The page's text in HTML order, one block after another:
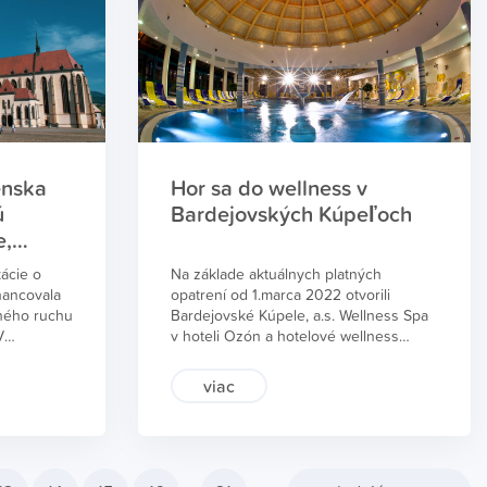
a v
o
ruchu
hra
Hor sa do wellness v
Bardejovských Kúpeľoch
Na základe aktuálnych platných
opatrení od 1.marca 2022 otvorili
Bardejovské Kúpele, a.s. Wellness Spa
v hoteli Ozón a hotelové wellness
Okrem ubytovaných na relaxačných a
liečebných pobytoch, ktoré majú
viac